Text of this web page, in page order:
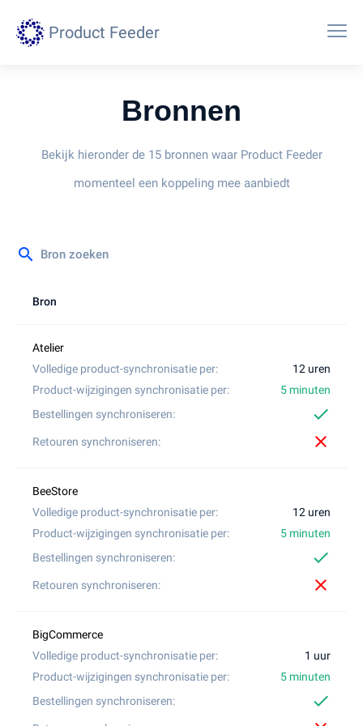
Product Feeder
Bronnen
Bekijk hieronder de 15 bronnen waar Product Feeder
momenteel een koppeling mee aanbiedt
search
Bron
12 uren
5 minuten
check
close
12 uren
5 minuten
check
close
1 uur
5 minuten
check